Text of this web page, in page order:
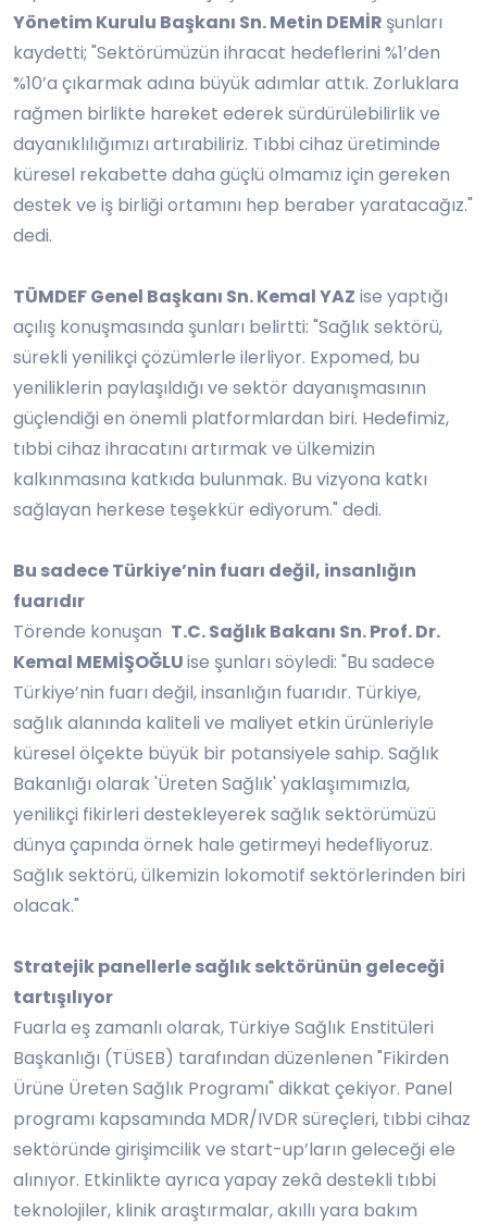
Yönetim Kurulu Başkanı Sn. Metin DEMİR şunları
kaydetti; "Sektörümüzün ihracat hedeflerini %1’den
%10’a çıkarmak adına büyük adımlar attık. Zorluklara
rağmen birlikte hareket ederek sürdürülebilirlik ve
dayanıklılığımızı artırabiliriz. Tıbbi cihaz üretiminde
küresel rekabette daha güçlü olmamız için gereken
destek ve iş birliği ortamını hep beraber yaratacağız."
dedi.
TÜMDEF Genel Başkanı Sn. Kemal YAZ ise yaptığı
açılış konuşmasında şunları belirtti: "Sağlık sektörü,
sürekli yenilikçi çözümlerle ilerliyor. Expomed, bu
yeniliklerin paylaşıldığı ve sektör dayanışmasının
güçlendiği en önemli platformlardan biri. Hedefimiz,
tıbbi cihaz ihracatını artırmak ve ülkemizin
kalkınmasına katkıda bulunmak. Bu vizyona katkı
sağlayan herkese teşekkür ediyorum." dedi.
Bu sadece Türkiye’nin fuarı değil, insanlığın
fuarıdır
Törende konuşan T.C. Sağlık Bakanı Sn. Prof. Dr.
Kemal MEMİŞOĞLUise şunları söyledi: "Bu sadece
Türkiye’nin fuarı değil, insanlığın fuarıdır. Türkiye,
sağlık alanında kaliteli ve maliyet etkin ürünleriyle
küresel ölçekte büyük bir potansiyele sahip. Sağlık
Bakanlığı olarak 'Üreten Sağlık' yaklaşımımızla,
yenilikçi fikirleri destekleyerek sağlık sektörümüzü
dünya çapında örnek hale getirmeyi hedefliyoruz.
Sağlık sektörü, ülkemizin lokomotif sektörlerinden biri
olacak."
Stratejik panellerle sağlık sektörünün geleceği
tartışılıyor
Fuarla eş zamanlı olarak, Türkiye Sağlık Enstitüleri
Başkanlığı (TÜSEB) tarafından düzenlenen "Fikirden
Ürüne Üreten Sağlık Programı" dikkat çekiyor. Panel
programı kapsamında MDR/IVDR süreçleri, tıbbi cihaz
sektöründe girişimcilik ve start-up’ların geleceği ele
alınıyor. Etkinlikte ayrıca yapay zekâ destekli tıbbi
teknolojiler, klinik araştırmalar, akıllı yara bakım